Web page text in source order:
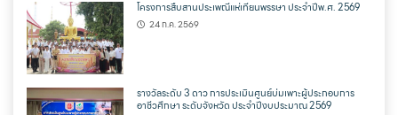
โครงการสืบสานประเพณีแห่เทียนพรรษา ประจำปีพ.ศ. 2569
24 ก.ค. 2569
รางวัลระดับ 3 ดาว การประเมินศูนย์บ่มเพาะผู้ประกอบการ
อาชีวศึกษา ระดับจังหวัด ประจำปีงบประมาณ 2569